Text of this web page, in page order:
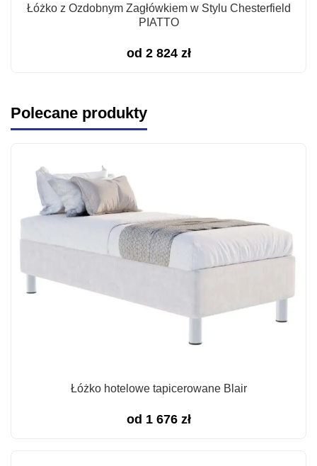
Łóżko z Ozdobnym Zagłówkiem w Stylu Chesterfield
PIATTO
od 2 824 zł
Polecane produkty
Łóżko hotelowe tapicerowane Blair
od 1 676 zł